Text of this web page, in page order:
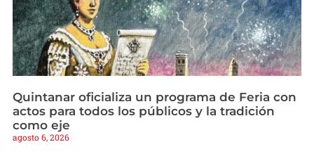
Quintanar oficializa un programa de Feria con
actos para todos los públicos y la tradición
como eje
agosto 6, 2026